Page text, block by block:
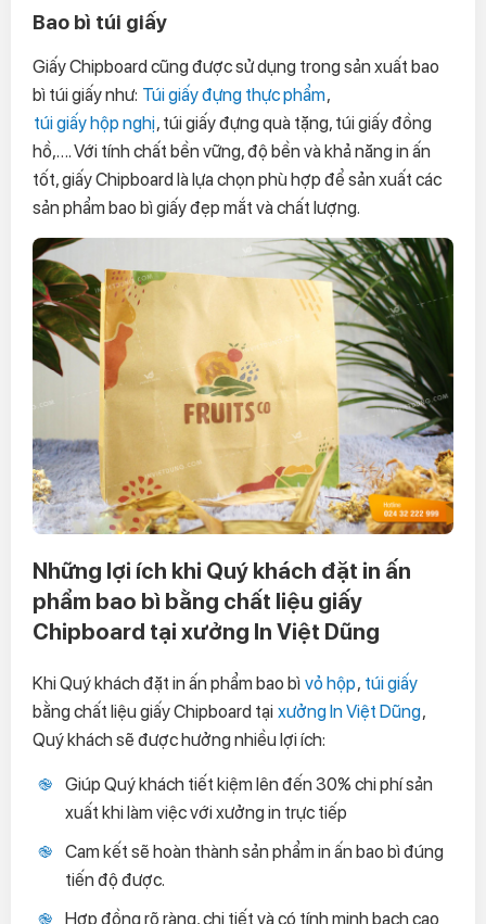
Bao bì túi giấy
Giấy Chipboard cũng được sử dụng trong sản xuất bao
bì túi giấy như: Túi giấy đựng thực phẩm,
túi giấy hộp nghị, túi giấy đựng quà tặng, túi giấy đồng
hồ,…. Với tính chất bền vững, độ bền và khả năng in ấn
tốt, giấy Chipboard là lựa chọn phù hợp để sản xuất các
sản phẩm bao bì giấy đẹp mắt và chất lượng.
Những lợi ích khi Quý khách đặt in ấn
phẩm bao bì bằng chất liệu giấy
Chipboard tại xưởng In Việt Dũng
Khi Quý khách đặt in ấn phẩm bao bì vỏ hộp, túi giấy
bằng chất liệu giấy Chipboard tại xưởng In Việt Dũng,
Quý khách sẽ được hưởng nhiều lợi ích:
Giúp Quý khách tiết kiệm lên đến 30% chi phí sản
xuất khi làm việc với xưởng in trực tiếp
Cam kết sẽ hoàn thành sản phẩm in ấn bao bì đúng
tiến độ được.
Hợp đồng rõ ràng, chi tiết và có tính minh bạch cao